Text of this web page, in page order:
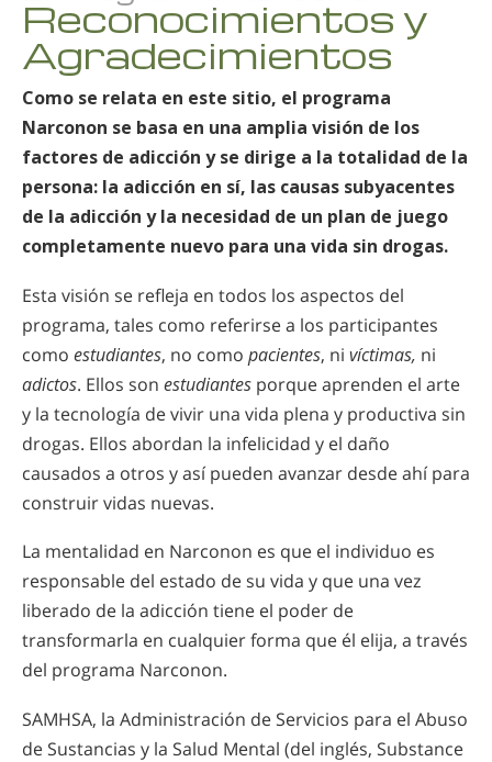
Reconocimientos y
Agradecimientos
Como se relata en este sitio, el programa
Narconon se basa en una amplia visión de los
factores de adicción y se dirige a la totalidad de la
persona: la adicción en sí, las causas subyacentes
de la adicción y la necesidad de un plan de juego
completamente nuevo para una vida sin drogas.
Esta visión se refleja en todos los aspectos del
programa, tales como referirse a los participantes
como estudiantes, no como pacientes, ni víctimas, ni
adictos. Ellos son estudiantes porque aprenden el arte
y la tecnología de vivir una vida plena y productiva sin
drogas. Ellos abordan la infelicidad y el daño
causados a otros y así pueden avanzar desde ahí para
construir vidas nuevas.
La mentalidad en Narconon es que el individuo es
responsable del estado de su vida y que una vez
liberado de la adicción tiene el poder de
transformarla en cualquier forma que él elija, a través
del programa Narconon.
SAMHSA, la Administración de Servicios para el Abuso
de Sustancias y la Salud Mental (del inglés, Substance